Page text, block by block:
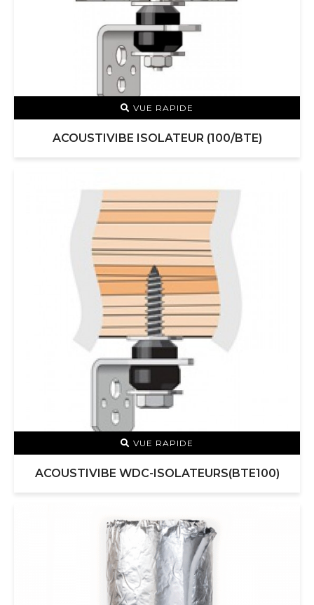
VUE RAPIDE
ACOUSTIVIBE ISOLATEUR (100/BTE)
VUE RAPIDE
ACOUSTIVIBE WDC-ISOLATEURS(BTE100)